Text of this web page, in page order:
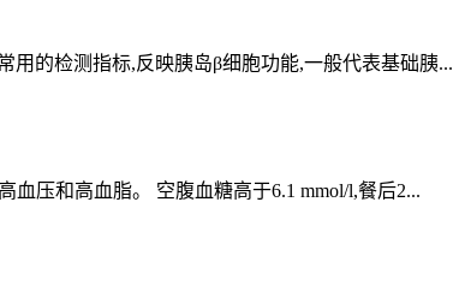
用的检测指标,反映胰岛β细胞功能,一般代表基础胰...
压和高血脂。 空腹血糖高于6.1 mmol/l,餐后2...